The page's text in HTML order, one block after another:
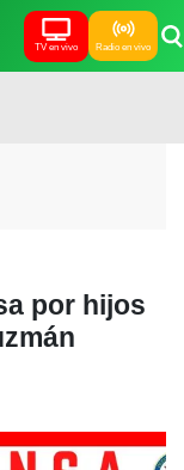
TV en vivo Radio en vivo
por hijos